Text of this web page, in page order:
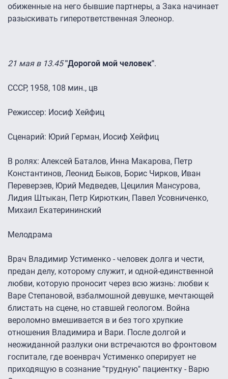
обиженные на него бывшие партнеры, а Зака начинает
разыскивать гиперответственная Элеонор.
21 мая в 13.45 "Дорогой мой человек".
СССР, 1958, 108 мин., цв
Режиссер: Иосиф Хейфиц
Сценарий: Юрий Герман, Иосиф Хейфиц
В ролях: Алексей Баталов, Инна Макарова, Петр
Константинов, Леонид Быков, Борис Чирков, Иван
Переверзев, Юрий Медведев, Цецилия Мансурова,
Лидия Штыкан, Петр Кирюткин, Павел Усовниченко,
Михаил Екатерининский
Мелодрама
Врач Владимир Устименко - человек долга и чести,
предан делу, которому служит, и одной-единственной
любви, которую проносит через всю жизнь: любви к
Варе Степановой, взбалмошной девушке, мечтающей
блистать на сцене, но ставшей геологом. Война
вероломно вмешивается в и без того хрупкие
отношения Владимира и Вари. После долгой и
неожиданной разлуки они встречаются во фронтовом
госпитале, где военврач Устименко оперирует не
приходящую в сознание "трудную" пациентку - Варю